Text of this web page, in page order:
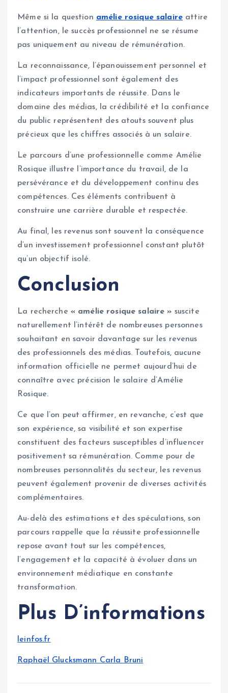
Même si la question amélie rosique salaire attire
l’attention, le succès professionnel ne se résume
pas uniquement au niveau de rémunération.
La reconnaissance, l’épanouissement personnel et
l’impact professionnel sont également des
indicateurs importants de réussite. Dans le
domaine des médias, la crédibilité et la confiance
du public représentent des atouts souvent plus
précieux que les chiffres associés à un salaire.
Le parcours d’une professionnelle comme Amélie
Rosique illustre l’importance du travail, de la
persévérance et du développement continu des
compétences. Ces éléments contribuent à
construire une carrière durable et respectée.
Au final, les revenus sont souvent la conséquence
d’un investissement professionnel constant plutôt
qu’un objectif isolé.
Conclusion
La recherche « amélie rosique salaire » suscite
naturellement l’intérêt de nombreuses personnes
souhaitant en savoir davantage sur les revenus
des professionnels des médias. Toutefois, aucune
information officielle ne permet aujourd’hui de
connaître avec précision le salaire d’Amélie
Rosique.
Ce que l’on peut affirmer, en revanche, c’est que
son expérience, sa visibilité et son expertise
constituent des facteurs susceptibles d’influencer
positivement sa rémunération. Comme pour de
nombreuses personnalités du secteur, les revenus
peuvent également provenir de diverses activités
complémentaires.
Au-delà des estimations et des spéculations, son
parcours rappelle que la réussite professionnelle
repose avant tout sur les compétences,
l’engagement et la capacité à évoluer dans un
environnement médiatique en constante
transformation.
Plus D’informations
leinfos.fr
Raphaël Glucksmann Carla Bruni